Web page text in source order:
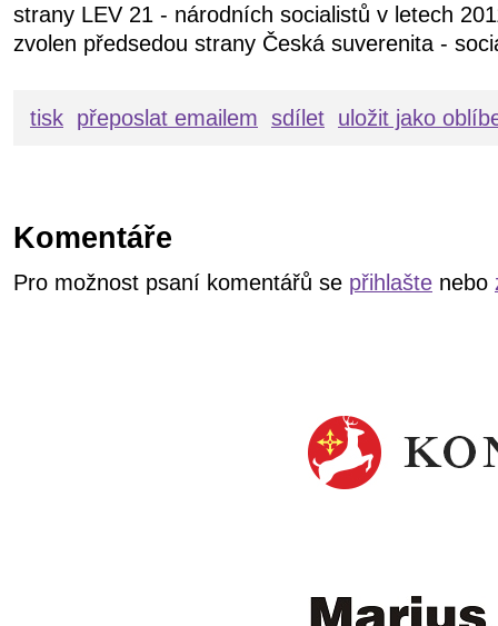
strany LEV 21 - národních socialistů v letech
zvolen předsedou strany Česká suverenita -
tisk přeposlat emailem sdílet uložit jako
Komentáře
Pro možnost psaní komentářů se přihlašte nebo